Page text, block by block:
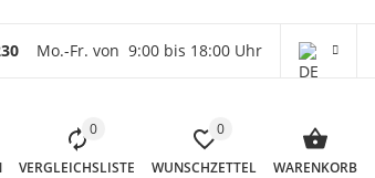
Mo.-Fr. von 9:00 bis 18:00 Uhr
0
VERGLEICHSLISTE
0
WUNSCHZETTEL WARENKORB